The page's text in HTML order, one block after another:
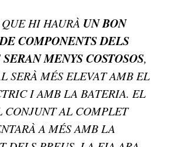
HI HAURÀ UN BON
COMPONENTS DELS
MENYS COSTOSOS,
SERÀ MÉS ELEVAT AMB EL
I AMB LA BATERIA. EL
CONJUNT AL COMPLET
A MÉS AMB LA